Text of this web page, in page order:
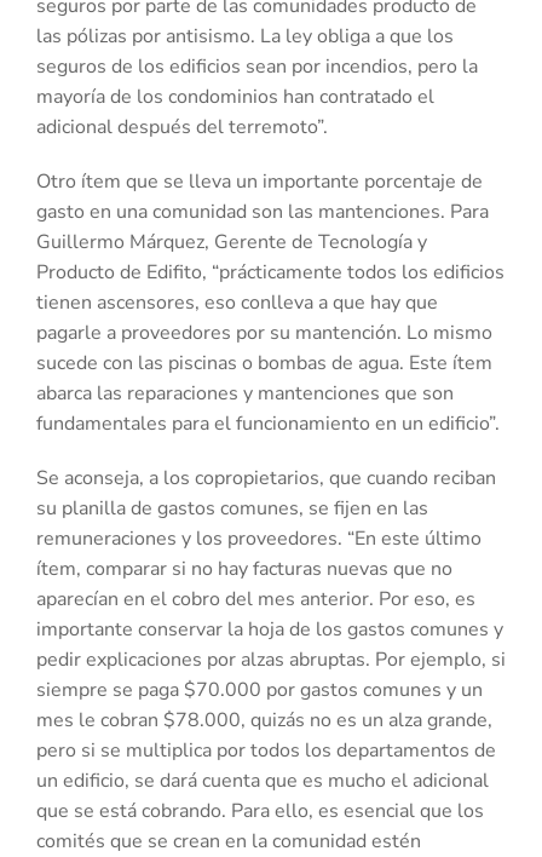
seguros por parte de las comunidades producto de
las pólizas por antisismo. La ley obliga a que los
seguros de los edificios sean por incendios, pero la
mayoría de los condominios han contratado el
adicional después del terremoto”.
Otro ítem que se lleva un importante porcentaje de
gasto en una comunidad son las mantenciones. Para
Guillermo Márquez, Gerente de Tecnología y
Producto de Edifito, “prácticamente todos los edificios
tienen ascensores, eso conlleva a que hay que
pagarle a proveedores por su mantención. Lo mismo
sucede con las piscinas o bombas de agua. Este ítem
abarca las reparaciones y mantenciones que son
fundamentales para el funcionamiento en un edificio”.
Se aconseja, a los copropietarios, que cuando reciban
su planilla de gastos comunes, se fijen en las
remuneraciones y los proveedores. “En este último
ítem, comparar si no hay facturas nuevas que no
aparecían en el cobro del mes anterior. Por eso, es
importante conservar la hoja de los gastos comunes y
pedir explicaciones por alzas abruptas. Por ejemplo, si
siempre se paga $70.000 por gastos comunes y un
mes le cobran $78.000, quizás no es un alza grande,
pero si se multiplica por todos los departamentos de
un edificio, se dará cuenta que es mucho el adicional
que se está cobrando. Para ello, es esencial que los
comités que se crean en la comunidad estén